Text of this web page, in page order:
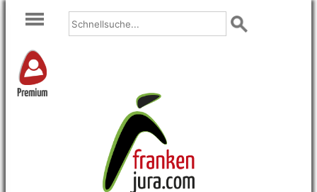
Premium